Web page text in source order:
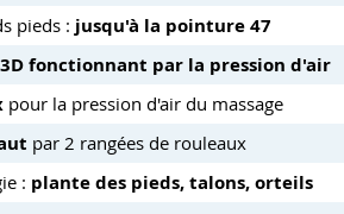
pieds : jusqu'à la pointure 47
fonctionnant par la pression d'air
pour la pression d'air du massage
par 2 rangées de rouleaux
: plante des pieds, talons, orteils